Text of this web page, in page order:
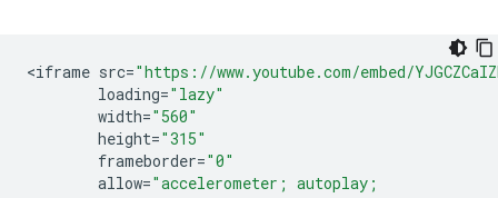
<iframe src="https://www.youtube.com/embed/
loading="lazy"
width="560"
height="315"
frameborder="0"
allow="accelerometer; autoplay;